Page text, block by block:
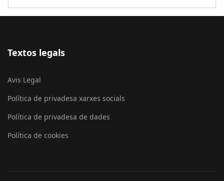
Textos legals
Avis Legal
Política de privadesa xarxes socials
Política de privadesa de dades
Política de cookies